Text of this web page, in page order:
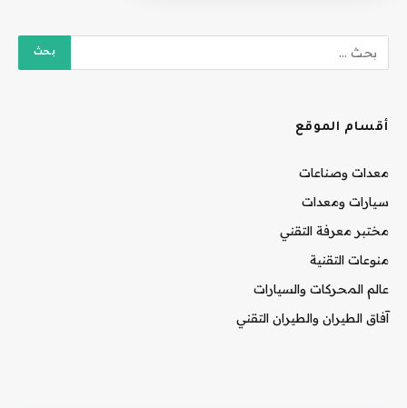
أقسام الموقع
معدات وصناعات
سيارات ومعدات
مختبر معرفة التقني
منوعات التقنية
عالم المحركات والسيارات
آفاق الطيران والطيران التقني